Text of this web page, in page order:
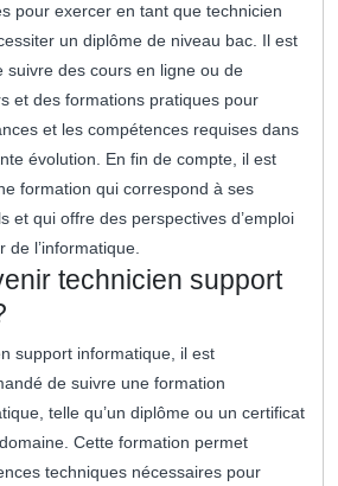
pour exercer en tant que technicien
un diplôme de niveau bac. Il est
suivre des cours en ligne ou de
et des formations pratiques pour
et les compétences requises dans
évolution. En fin de compte, il est
formation qui correspond à ses
et qui offre des perspectives d’emploi
l’informatique.
technicien support
support informatique, il est
de suivre une formation
telle qu’un diplôme ou un certificat
Cette formation permet
techniques nécessaires pour